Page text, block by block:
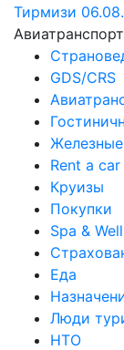
Тирмизи
Авиатранспорт
GDS/CRS
Rent a car
Круизы
Покупки
Spa &
Еда
Люди
НТО